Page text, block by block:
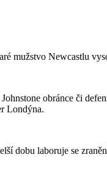
mužstvo Newcastlu
obránce či
Londýna.
dobu laboruje se